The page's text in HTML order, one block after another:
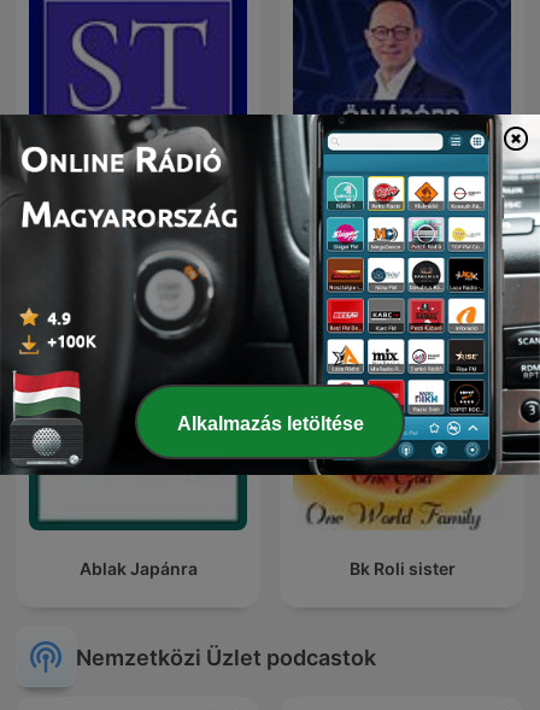
Saját Tőke Podcast
Önjáróbb Vállalkozás
Podcast
Ablak Japánra Bk Roli sister
Nemzetközi Üzlet podcastok
Alkalmazás letöltése